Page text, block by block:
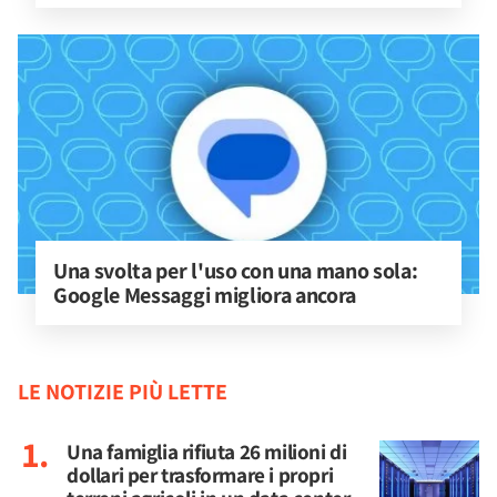
Una svolta per l'uso con una mano sola:
Google Messaggi migliora ancora
LE NOTIZIE PIÙ LETTE
Una famiglia rifiuta 26 milioni di
dollari per trasformare i propri